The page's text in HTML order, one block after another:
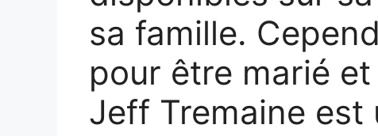
sa famille.
pour être marié
Jeff Tremaine est